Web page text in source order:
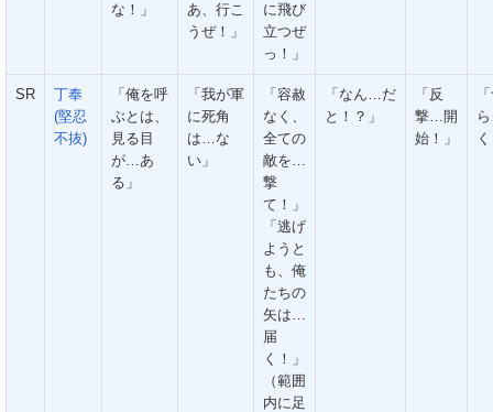
な！」
あ、行こ
うぜ！」
に飛び
立つぜ
っ！」
SR
丁奉
(堅忍
不抜)
「俺を呼
ぶとは、
見る目
が…あ
る」
「我が軍
に死角
は…な
い」
「容赦
なく、
全ての
敵を…
撃
て！」
「逃げ
ようと
も、俺
たちの
矢は…
届
く！」
（範囲
内に足
「なん…だ
と！？」
「反
撃…開
始！」